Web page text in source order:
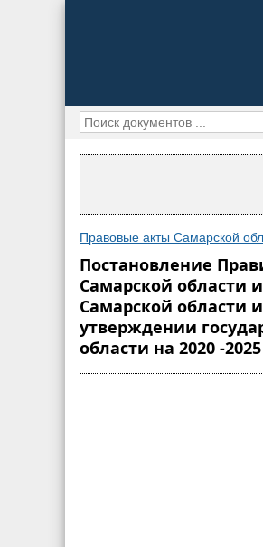
Правовые акты Самарской
Постановление
Самарской области
Самарской области
утверждении
области на 2020 -